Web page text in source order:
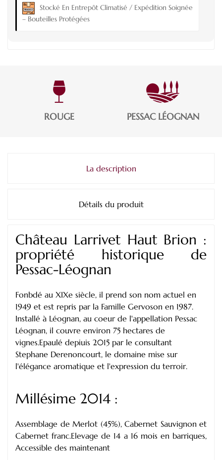
Stocké En Entrepôt Climatisé / Expédition Soignée
– Bouteilles Protégées
ROUGE PESSAC LÉOGNAN
La description
Détails du produit
Château Larrivet Haut Brion :
propriété historique de
Pessac-Léognan
Fonbdé au XIXe siècle, il prend son nom actuel en
1949 et est repris par la Famille Gervoson en 1987.
Installé à Léognan, au coeur de l'appellation Pessac
Léognan, il couvre environ 75 hectares de
vignes.Epaulé depiuis 2015 par le consultant
Stephane Derenoncourt, le domaine mise sur
l'élégance aromatique et l'expression du terroir.
Millésime 2014 :
Assemblage de Merlot (45%), Cabernet Sauvignon et
Cabernet franc.Elevage de 14 a 16 mois en barriques,
Accessible des maintenant